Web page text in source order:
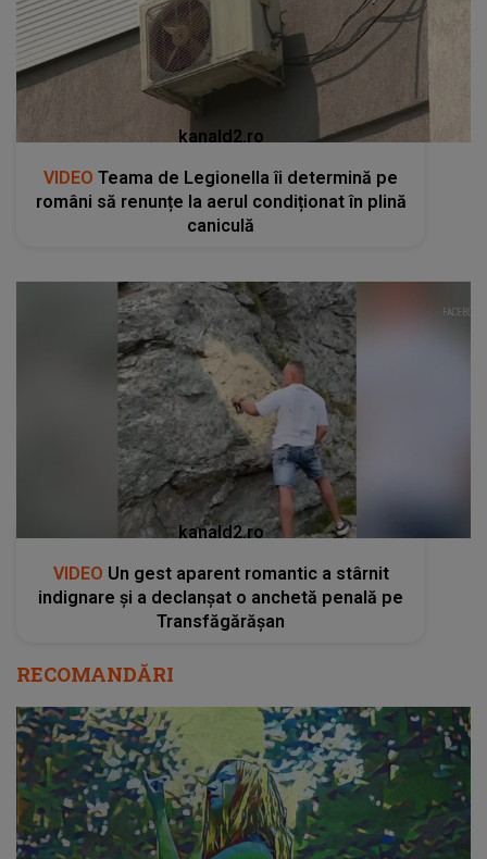
kanald2.ro
VIDEO Teama de Legionella îi determină pe
români să renunțe la aerul condiționat în plină
caniculă
kanald2.ro
VIDEO Un gest aparent romantic a stârnit
indignare și a declanșat o anchetă penală pe
Transfăgărășan
RECOMANDĂRI